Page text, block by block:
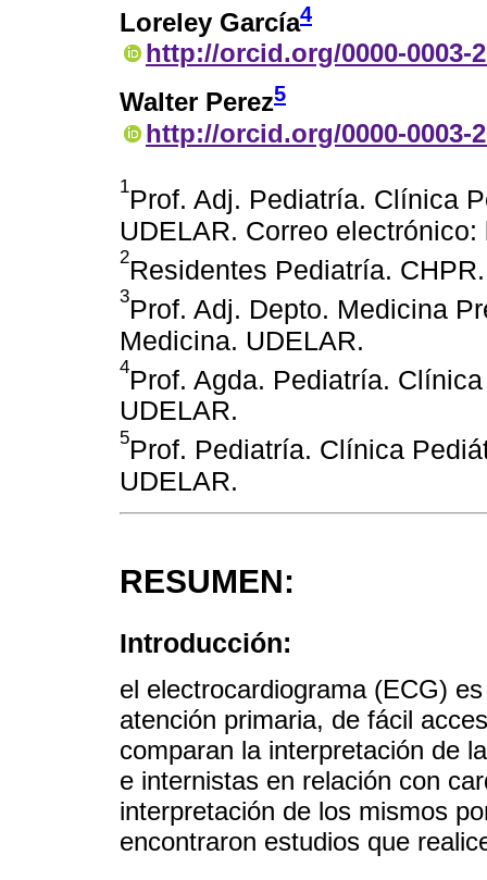
Loreley García4
http://orcid.org/0000-0003-
Walter Perez5
http://orcid.org/0000-0003-
1Prof. Adj. Pediatría. Clínica
UDELAR. Correo
2Residentes Pediatría.
3Prof. Adj. Depto. Medicina
Medicina. UDELAR.
4Prof. Agda. Pediatría.
UDELAR.
5Prof. Pediatría. Clínica
UDELAR.
RESUMEN:
Introducción:
el electrocardiograma (ECG)
atención primaria, de fácil
comparan la interpretación de
e internistas en relación con
interpretación de los mismos
encontraron estudios que